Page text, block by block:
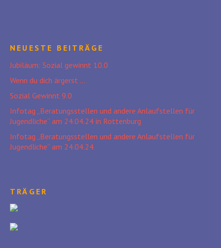
NEUESTE BEITRÄGE
Jubiläum: Sozial gewinnt 10.0
Wenn du dich ärgerst …
Sozial Gewinnt 9.0
Infotag „Beratungsstellen und andere Anlaufstellen für
Jugendliche“ am 24.04.24 in Rottenburg
Infotag „Beratungsstellen und andere Anlaufstellen für
Jugendliche“ am 24.04.24
TRÄGER